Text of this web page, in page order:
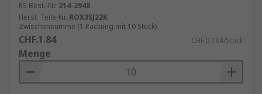
RS Best.-Nr. 214-2948
Herst. Teile-Nr. ROX3SJ22K
Zwischensumme (1 Packung mit 10 Stück)
CHF.1.84 CHF.0.184/Stück
Menge